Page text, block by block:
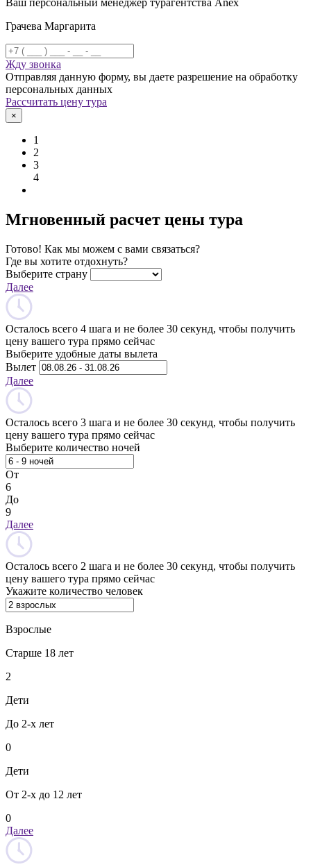
Грачева Маргарита
Жду звонка
Отправляя данную форму, вы даете разрешение на обработку
персональных данных
Рассчитать цену тура
×
1
2
3
4
Мгновенный расчет цены тура
Готово! Как мы можем с вами связаться?
Где вы хотите отдохнуть?
Выберите страну
Далее
Осталось всего 4 шага и не более 30 секунд, чтобы получить
цену вашего тура прямо сейчас
Выберите удобные даты вылета
Вылет
Далее
Осталось всего 3 шага и не более 30 секунд, чтобы получить
цену вашего тура прямо сейчас
Выберите количество ночей
От
6
До
9
Далее
Осталось всего 2 шага и не более 30 секунд, чтобы получить
цену вашего тура прямо сейчас
Укажите количество человек
Взрослые
Старше 18 лет
2
Дети
До 2-х лет
0
Дети
От 2-х до 12 лет
0
Далее